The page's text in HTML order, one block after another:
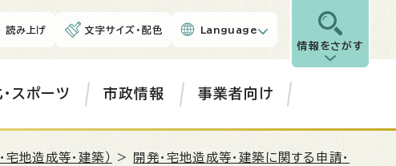
読み上げ 文字サイズ・配色 Language
情報をさがす
スポーツ 市政情報 事業者向け
宅地造成等・建築） >
開発・宅地造成等・建築に関する申請・